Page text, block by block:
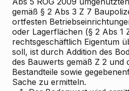
gemäß § 2 Abs 3 Z 7
ortfesten
oder Lagerflächen (§ 2 Abs 1
rechtsgeschäftlich Eigentum
soll, ist durch Addition des
des Bauwerts gemäß Z 2 und
Bestandteile sowie
Sache zu ermitteln.